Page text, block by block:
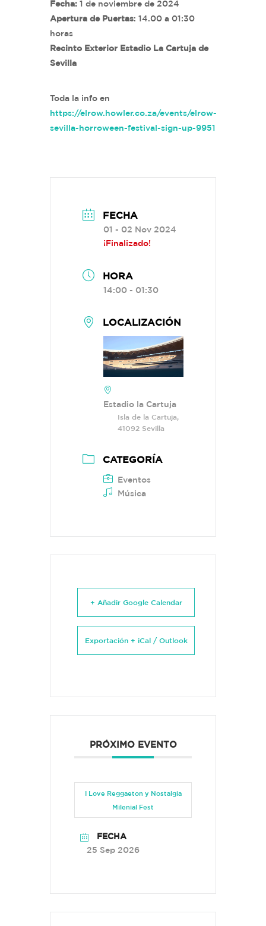
Fecha: 1 de noviembre de 2024
Apertura de Puertas: 14.00 a 01:30
horas
Recinto Exterior Estadio La Cartuja de
Sevilla
Toda la info en
https://elrow.howler.co.za/events/elrow-
sevilla-horroween-festival-sign-up-9951
FECHA
01 - 02 Nov 2024
¡Finalizado!
HORA
14:00 - 01:30
LOCALIZACIÓN
Estadio la Cartuja
Isla de la Cartuja,
41092 Sevilla
CATEGORÍA
Eventos
Música
+ Añadir Google Calendar
Exportación + iCal / Outlook
PRÓXIMO EVENTO
I Love Reggaeton y Nostalgia
Milenial Fest
FECHA
25 Sep 2026